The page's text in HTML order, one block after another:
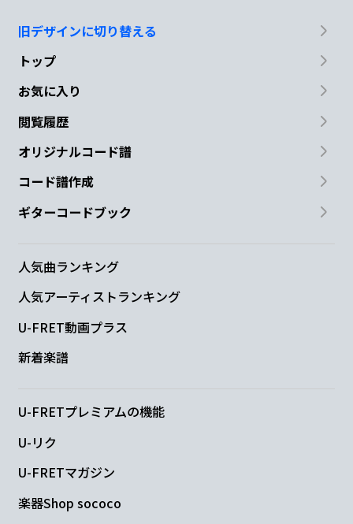
旧デザインに切り替える
トップ
お気に入り
閲覧履歴
オリジナルコード譜
コード譜作成
ギターコードブック
人気曲ランキング
人気アーティストランキング
U-FRET動画プラス
新着楽譜
U-FRETプレミアムの機能
U-リク
U-FRETマガジン
楽器Shop sococo